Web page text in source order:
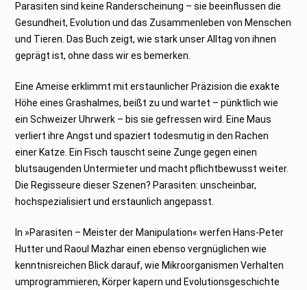
Parasiten sind keine Randerscheinung – sie beeinflussen die
Gesundheit, Evolution und das Zusammenleben von Menschen
und Tieren. Das Buch zeigt, wie stark unser Alltag von ihnen
geprägt ist, ohne dass wir es bemerken.
Eine Ameise erklimmt mit erstaunlicher Präzision die exakte
Höhe eines Grashalmes, beißt zu und wartet – pünktlich wie
ein Schweizer Uhrwerk – bis sie gefressen wird. Eine Maus
verliert ihre Angst und spaziert todesmutig in den Rachen
einer Katze. Ein Fisch tauscht seine Zunge gegen einen
blutsaugenden Untermieter und macht pflichtbewusst weiter.
Die Regisseure dieser Szenen? Parasiten: unscheinbar,
hochspezialisiert und erstaunlich angepasst.
In »Parasiten – Meister der Manipulation« werfen Hans-Peter
Hutter und Raoul Mazhar einen ebenso vergnüglichen wie
kenntnisreichen Blick darauf, wie Mikroorganismen Verhalten
umprogrammieren, Körper kapern und Evolutionsgeschichte